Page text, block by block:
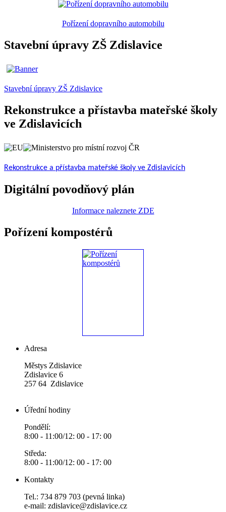
Pořízení dopravního automobilu
Stavební úpravy ZŠ Zdislavice
Stavební úpravy ZŠ Zdislavice
Rekonstrukce a přístavba mateřské školy
ve Zdislavicích
Rekonstrukce a přístavba mateřské školy ve Zdislavicích
Digitální povodňový plán
Informace naleznete ZDE
Pořízení kompostérů
Adresa
Městys Zdislavice
Zdislavice 6
257 64 Zdislavice
Úřední hodiny
Pondělí:
8:00 - 11:00/12: 00 - 17: 00
Středa:
8:00 - 11:00/12: 00 - 17: 00
Kontakty
Tel.: 734 879 703 (pevná linka)
e-mail: zdislavice@zdislavice.cz